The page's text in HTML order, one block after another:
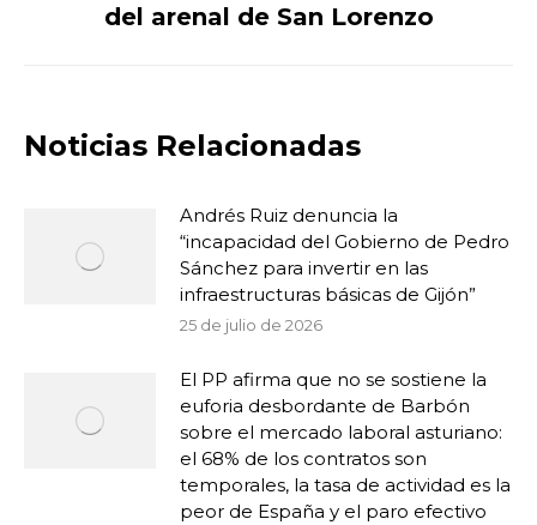
del arenal de San Lorenzo
Noticias Relacionadas
Andrés Ruiz denuncia la
“incapacidad del Gobierno de Pedro
Sánchez para invertir en las
infraestructuras básicas de Gijón”
25 de julio de 2026
El PP afirma que no se sostiene la
euforia desbordante de Barbón
sobre el mercado laboral asturiano:
el 68% de los contratos son
temporales, la tasa de actividad es la
peor de España y el paro efectivo